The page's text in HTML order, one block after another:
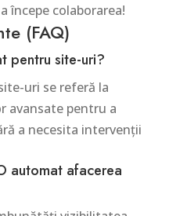
începe colaborarea!
(FAQ)
pentru site-uri?
uri se referă la
avansate pentru a
a necesita intervenții
automat afacerea